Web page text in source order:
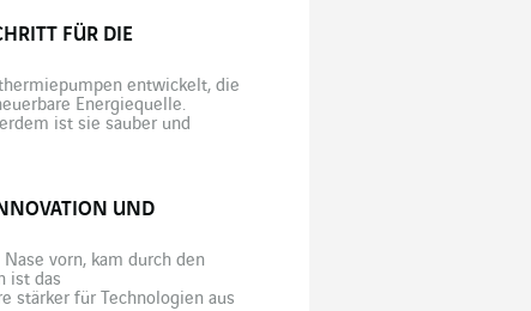
FÜR DIE G
entwickelt, die
Energiequelle.
ist sie sauber und
[…]
UND
vorn, kam durch den
ist das
stärker für Technologien aus